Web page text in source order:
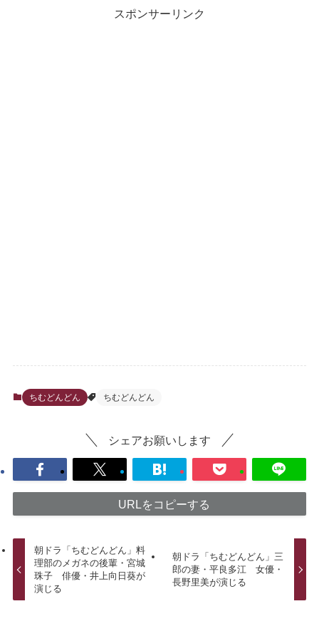
スポンサーリンク
ちむどんどん ちむどんどん
シェアお願いします
URLをコピーする
朝ドラ「ちむどんどん」料
理部のメガネの後輩・宮城
珠子 俳優・井上向日葵が
演じる
朝ドラ「ちむどんどん」三
郎の妻・平良多江 女優・
長野里美が演じる